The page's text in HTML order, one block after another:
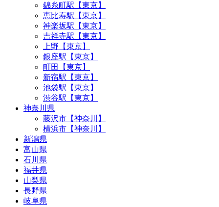
錦糸町駅【東京】
恵比寿駅【東京】
神楽坂駅【東京】
吉祥寺駅【東京】
上野【東京】
銀座駅【東京】
町田【東京】
新宿駅【東京】
池袋駅【東京】
渋谷駅【東京】
神奈川県
藤沢市【神奈川】
横浜市【神奈川】
新潟県
富山県
石川県
福井県
山梨県
長野県
岐阜県